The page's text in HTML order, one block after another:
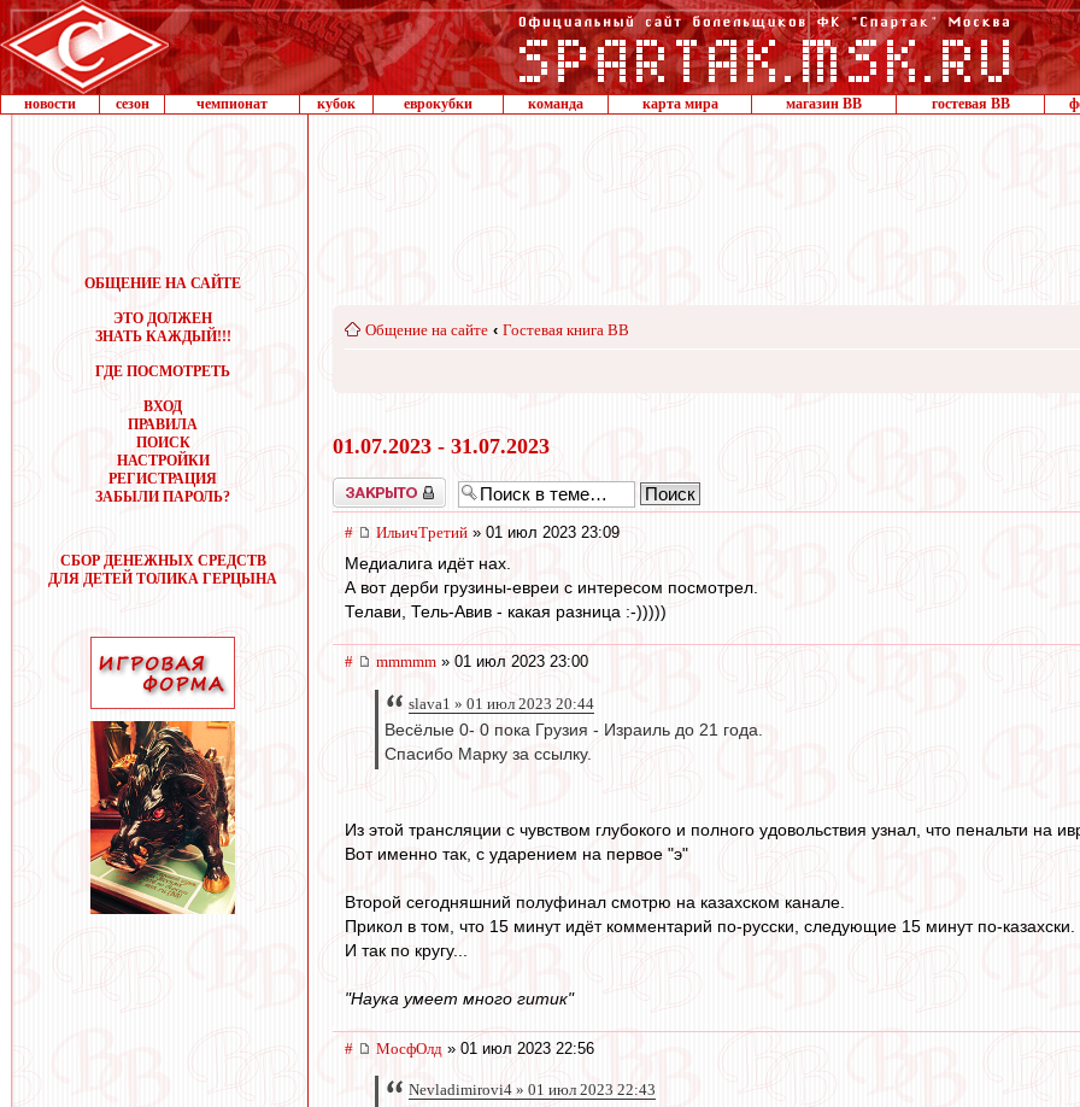
новости сезон чемпионат кубок еврокубки команда карта мира магазин ВВ гостевая ВВ
ОБЩЕНИЕ НА САЙТЕ
ЭТО ДОЛЖЕН
ЗНАТЬ КАЖДЫЙ!!!
ГДЕ ПОСМОТРЕТЬ
ВХОД
ПРАВИЛА
ПОИСК
НАСТРОЙКИ
РЕГИСТРАЦИЯ
ЗАБЫЛИ ПАРОЛЬ?
СБОР ДЕНЕЖНЫХ СРЕДСТВ
ДЛЯ ДЕТЕЙ ТОЛИКА ГЕРЦЫНА
Общение на сайте ‹ Гостевая книга ВВ
01.07.2023 - 31.07.2023
Закрыто
# ИльичТpeтий » 01 июл 2023 23:09
Медиалига идёт нах.
А вот дерби грузины-евреи с интересом посмотрел.
Телави, Тель-Авив - какая разница :-)))))
# mmmmm » 01 июл 2023 23:00
slava1 » 01 июл 2023 20:44
Весёлые 0- 0 пока Грузия - Израиль до 21 года.
Спасибо Марку за ссылку.
Из этой трансляции с чувством глубокого и полного удовольствия узнал, что пенальти на
Вот именно так, с ударением на первое "э"
Второй сегодняшний полуфинал смотрю на казахском канале.
Прикол в том, что 15 минут идёт комментарий по-русски, следующие 15 минут по-казахски.
И так по кругу...
"Наука умеет много гитик"
# МосфОлд » 01 июл 2023 22:56
Nevladimirovi4 » 01 июл 2023 22:43